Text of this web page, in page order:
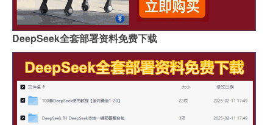
DeepSeek全套部署资料免费下载